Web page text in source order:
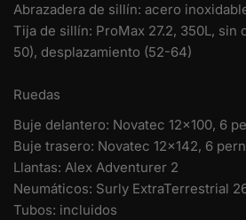
Abrazadera de sillín: acero
Tija de sillín: ProMax 27.2, 350L, sin
50), desplazamiento (52-64)
Ruedas
Buje delantero: Novatec 12x100, 6
Buje trasero: Novatec 12x142, 6
Llantas: Alex Adventurer 2
Neumáticos: Surly ExtraTerrestrial
Tubos: incluidos